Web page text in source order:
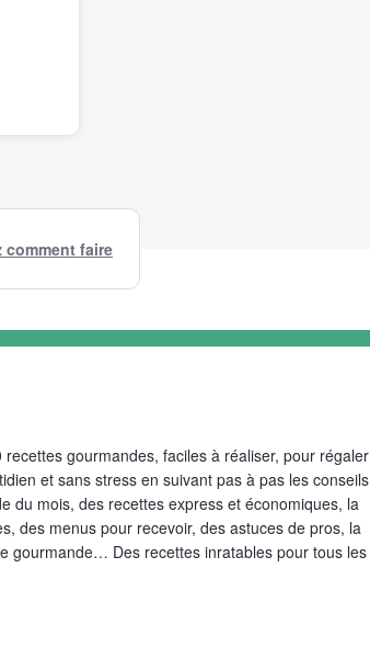
comment faire
gourmandes, faciles à réaliser, pour régaler
et sans stress en suivant pas à pas les conseils
du mois, des recettes express et économiques, la
des menus pour recevoir, des astuces de pros, la
gourmande… Des recettes inratables pour tous les